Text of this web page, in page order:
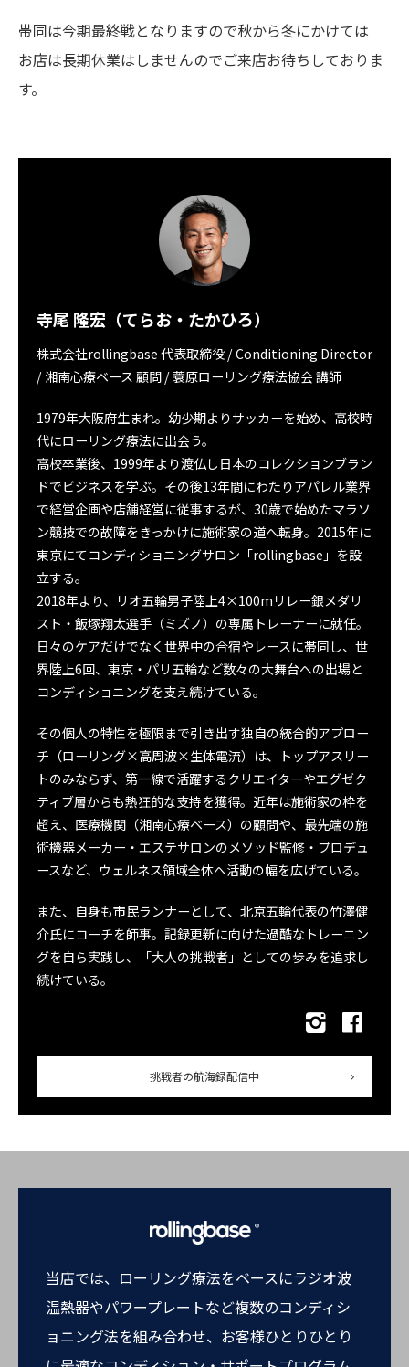
帯同は今期最終戦となりますので秋から冬にかけては
お店は長期休業はしませんのでご来店お待ちしておりま
す。
寺尾 隆宏（てらお・たかひろ）
株式会社rollingbase 代表取締役 / Conditioning Director
/ 湘南心療ベース 顧問 / 蓑原ローリング療法協会 講師
1979年大阪府生まれ。幼少期よりサッカーを始め、高校時
代にローリング療法に出会う。
高校卒業後、1999年より渡仏し日本のコレクションブラン
ドでビジネスを学ぶ。その後13年間にわたりアパレル業界
で経営企画や店舗経営に従事するが、30歳で始めたマラソ
ン競技での故障をきっかけに施術家の道へ転身。2015年に
東京にてコンディショニングサロン「rollingbase」を設
立する。
2018年より、リオ五輪男子陸上4×100mリレー銀メダリ
スト・飯塚翔太選手（ミズノ）の専属トレーナーに就任。
日々のケアだけでなく世界中の合宿やレースに帯同し、世
界陸上6回、東京・パリ五輪など数々の大舞台への出場と
コンディショニングを支え続けている。
その個人の特性を極限まで引き出す独自の統合的アプロー
チ（ローリング×高周波×生体電流）は、トップアスリー
トのみならず、第一線で活躍するクリエイターやエグゼク
ティブ層からも熱狂的な支持を獲得。近年は施術家の枠を
超え、医療機関（湘南心療ベース）の顧問や、最先端の施
術機器メーカー・エステサロンのメソッド監修・プロデュ
ースなど、ウェルネス領域全体へ活動の幅を広げている。
また、自身も市民ランナーとして、北京五輪代表の竹澤健
介氏にコーチを師事。記録更新に向けた過酷なトレーニン
グを自ら実践し、「大人の挑戦者」としての歩みを追求し
続けている。
挑戦者の航海録配信中
当店では、ローリング療法をベースにラジオ波
温熱器やパワープレートなど複数のコンディシ
ョニング法を組み合わせ、お客様ひとりひとり